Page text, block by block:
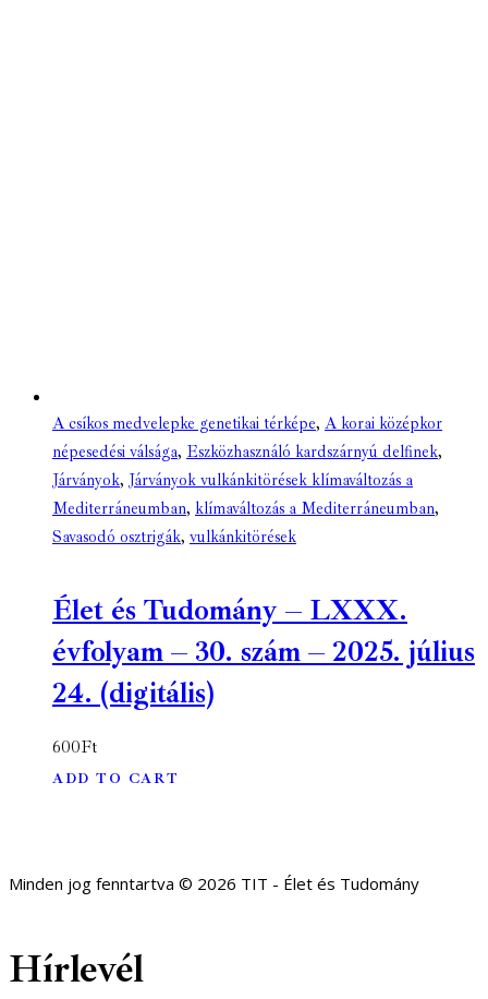
A csíkos medvelepke genetikai térképe, A korai középkor
népesedési válsága, Eszközhasználó kardszárnyú delfinek,
Járványok, Járványok vulkánkitörések klímaváltozás a
Mediterráneumban, klímaváltozás a Mediterráneumban,
Savasodó osztrigák, vulkánkitörések
Élet és Tudomány – LXXX.
évfolyam – 30. szám – 2025. július
24. (digitális)
600Ft
ADD TO CART
Minden jog fenntartva © 2026 TIT - Élet és Tudomány
Hírlevél